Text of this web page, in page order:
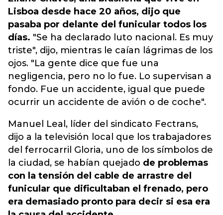
Lisboa desde hace 20 años, dijo que
pasaba por delante del funicular todos los
días. "Se ha declarado luto nacional. Es muy
triste", dijo, mientras le caían lágrimas de los
ojos. "La gente dice que fue una
negligencia, pero no lo fue. Lo supervisan a
fondo. Fue un accidente, igual que puede
ocurrir un accidente de avión o de coche".
Manuel Leal, líder del sindicato Fectrans,
dijo a la televisión local que los trabajadores
del ferrocarril Gloria, uno de los símbolos de
la ciudad, se habían quejado de problemas
con la tensión del cable de arrastre del
funicular que dificultaban el frenado, pero
era demasiado pronto para decir si esa era